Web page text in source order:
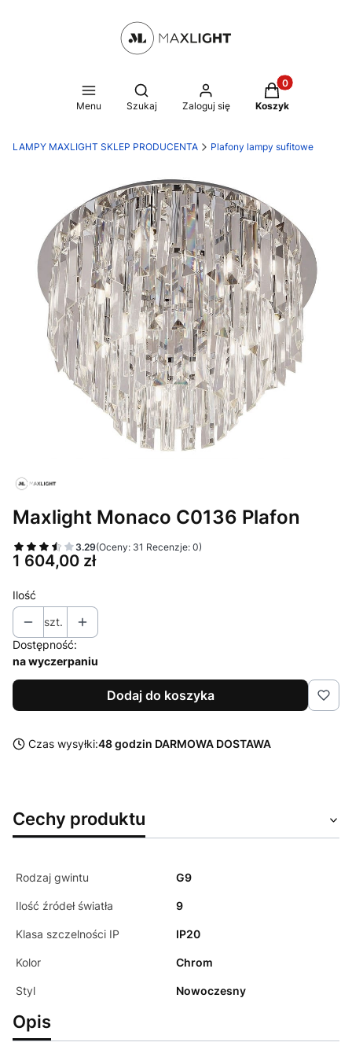
Menu
Otwórz wyszukiwarkę
Szukaj Zaloguj się
Produkty w
Koszyk
LAMPY MAXLIGHT SKLEP PRODUCENTA Plafony lampy sufitowe
Maxlight Monaco C0136 Plafon
3.29(Oceny: 31 Recenzje: 0)
Cena
1 604,00 zł
Ilość
szt.
Dostępność:
na wyczerpaniu
Dodaj do koszyka
Czas wysyłki:48 godzin DARMOWA DOSTAWA
Cechy produktu
Rodzaj gwintu G9
Ilość źródeł światła 9
Klasa szczelności IP IP20
Kolor Chrom
Styl Nowoczesny
Opis